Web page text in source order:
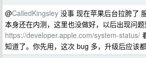
@CalledKingsley 没事 现在苹果后台拉胯了
本身还在内测，这里也没做好，以后出现问
https://developer.apple.com/system-status/
知道了。你先用，这次 bug 多，升级后应该